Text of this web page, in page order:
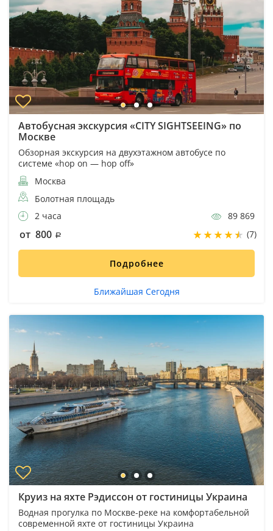
Автобусная экскурсия «CITY SIGHTSEEING» по
Москве
Обзорная экскурсия на двухэтажном автобусе по
системе «hop on — hop off»
Москва
Болотная площадь
2 часа
89 869
от 800 (7)
Подробнее
Ближайшая Сегодня
Круиз на яхте Рэдиссон от гостиницы Украина
Водная прогулка по Москве-реке на комфортабельной
современной яхте от гостиницы Украина